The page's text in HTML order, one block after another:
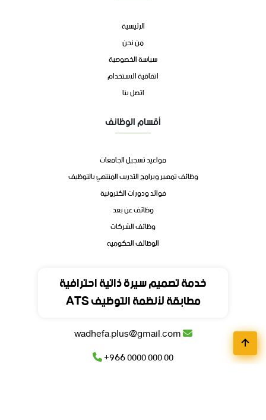
خدمة تصميم سيرة ذاتية احترافية
مطابقة لأنظمة التوظيف ATS
الرئيسية
من نحن
سياسة الخصوصية
اتفاقية الاستخدام
اتصل بنا
أقسام الوظائف
مواعيد تسجيل الجامعات
وظائف تمهير وبرامج التدريب المنتهي بالتوظيف
فوائد ودورات الكترونية
وظائف عن بعد
وظائف الشركات
الوظائف الحكوميه
المملكة العربية السعودية
+966 0000 000 00